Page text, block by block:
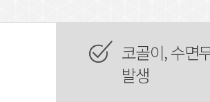
코골이, 수면
발생